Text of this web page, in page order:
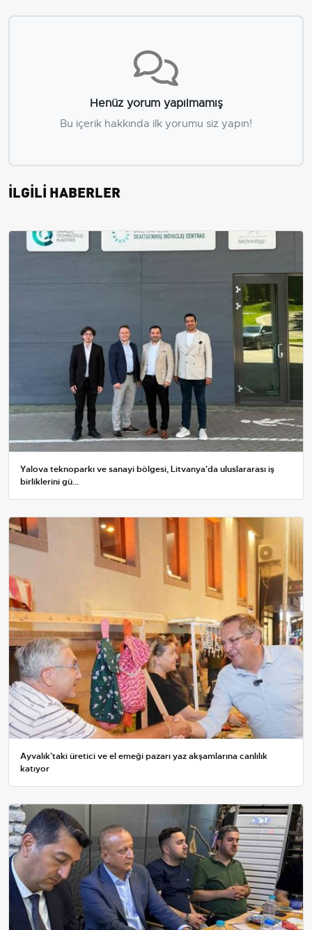
Henüz yorum yapılmamış
Bu içerik hakkında ilk yorumu siz yapın!
İLGİLİ HABERLER
Yalova teknoparkı ve sanayi bölgesi, Litvanya'da uluslararası iş
birliklerini gü...
Ayvalık'taki üretici ve el emeği pazarı yaz akşamlarına canlılık
katıyor